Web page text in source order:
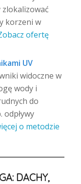
korzeni w
ofertę
UV
widoczne w
wody i
do
odpływy
o metodzie
DACHY,